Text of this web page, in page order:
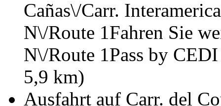
Cañas\/Carr.
N\/Route 1Fahren Sie
N\/Route 1Pass by
5,9 km)
Ausfahrt auf Carr. del